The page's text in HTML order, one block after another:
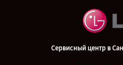
Сервисный центр в